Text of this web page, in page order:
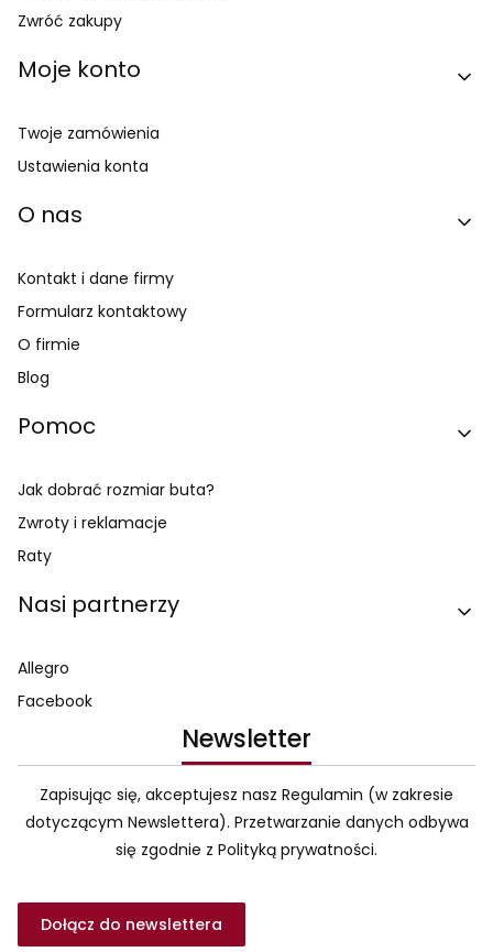
Zwróć zakupy
Moje konto
Twoje zamówienia
Ustawienia konta
O nas
Kontakt i dane firmy
Formularz kontaktowy
O firmie
Blog
Pomoc
Jak dobrać rozmiar buta?
Zwroty i reklamacje
Raty
Nasi partnerzy
Allegro
Facebook
Newsletter
Dołącz do newslettera
Zapisując się, akceptujesz nasz Regulamin (w zakresie
dotyczącym Newslettera). Przetwarzanie danych odbywa
się zgodnie z Polityką prywatności.